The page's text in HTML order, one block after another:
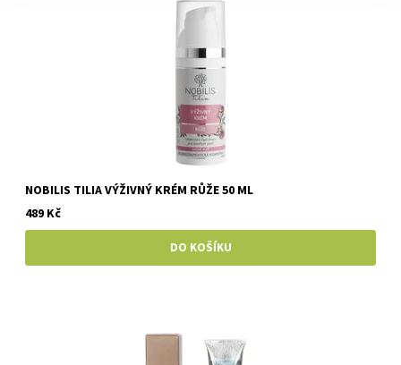
NOBILIS TILIA VÝŽIVNÝ KRÉM RŮŽE 50 ML
489 Kč